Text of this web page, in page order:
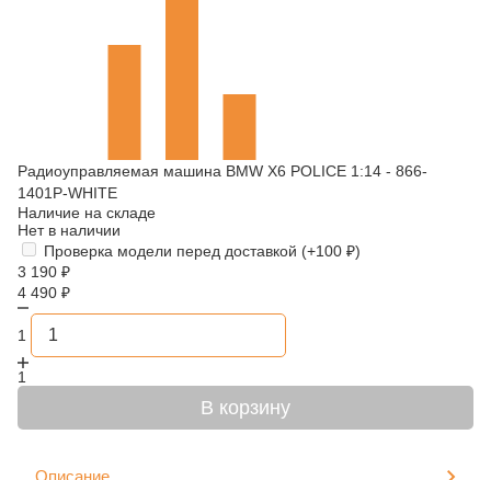
Радиоуправляемая машина BMW X6 POLICE 1:14 - 866-
1401P-WHITE
Наличие на складе
Нет в наличии
Проверка модели перед доставкой (+100 ₽)
3 190 ₽
4 490 ₽
1
1
В корзину
Описание